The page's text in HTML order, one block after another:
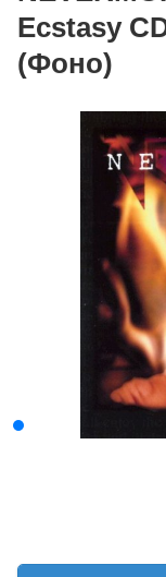
Ecstasy
(Фоно)